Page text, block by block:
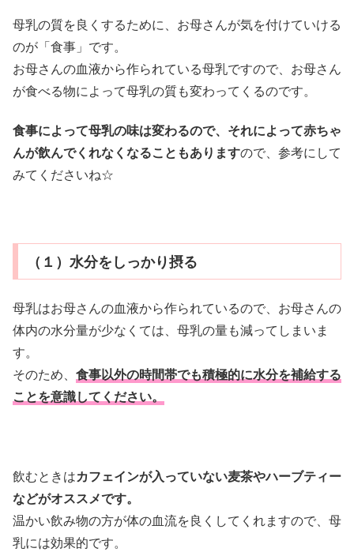
母乳の質を良くするために、お母さんが気を付けていける
のが「食事」です。
お母さんの血液から作られている母乳ですので、お母さん
が食べる物によって母乳の質も変わってくるのです。
食事によって母乳の味は変わるので、それによって赤ちゃ
んが飲んでくれなくなることもありますので、参考にして
みてくださいね☆
（１）水分をしっかり摂る
母乳はお母さんの血液から作られているので、お母さんの
体内の水分量が少なくては、母乳の量も減ってしまいま
す。
そのため、 食事以外の時間帯でも積極的に水分を補給する
ことを意識してください。
飲むときはカフェインが入っていない麦茶やハーブティー
などがオススメです。
温かい飲み物の方が体の血流を良くしてくれますので、母
乳には効果的です。